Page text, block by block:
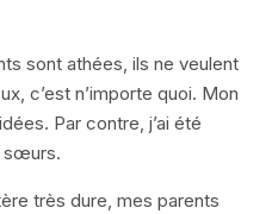
sont athées, ils ne veulent
c’est n’importe quoi. Mon
Par contre, j’ai été
sœurs.
très dure, mes parents